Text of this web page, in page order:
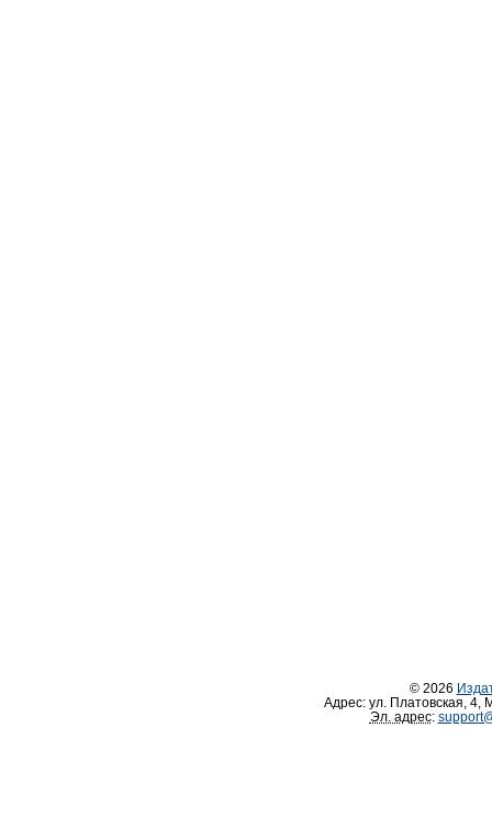
© 2026
Адрес: ул. Платовская, 4
Эл. адрес: